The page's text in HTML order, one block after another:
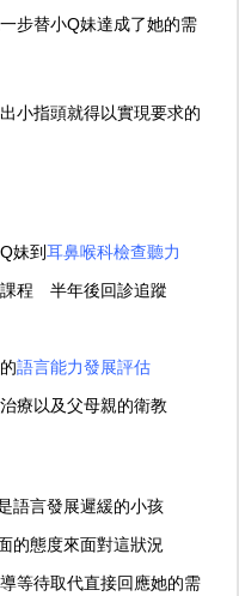
步替小Q妹達成了她的需
小指頭就得以實現要求的
妹到耳鼻喉科檢查聽力
課程 半年後回診追蹤
語言能力發展評估
療以及父母親的衛教
語言發展遲緩的小孩
的態度來面對這狀況
等待取代直接回應她的需